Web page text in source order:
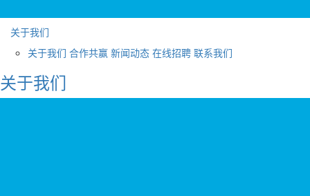
关于我们
关于我们 合作共赢 新闻动态 在线招聘 联系我们
关于我们